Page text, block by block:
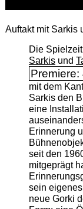
Auftakt mit Sarkis
Die
Sarkisund
mit dem
Sarkis den
eine
Erinnerung
seit den
mitgeprägt
sein
neue Gorki